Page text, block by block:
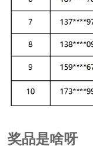
奖品是啥呀